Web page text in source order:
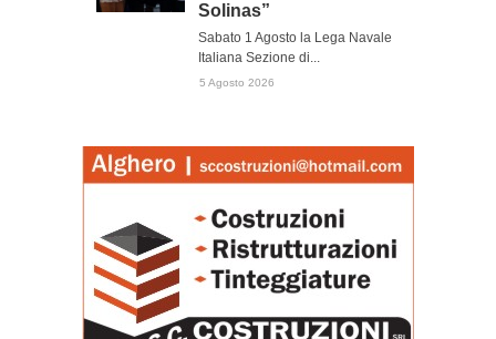
Solinas”
Sabato 1 Agosto la Lega Navale
Italiana Sezione di...
5 Agosto 2026